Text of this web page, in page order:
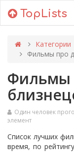
TopLists
Категории
Фильмы про
Фильмы
Один человек
элемент
Список лучших
время, по